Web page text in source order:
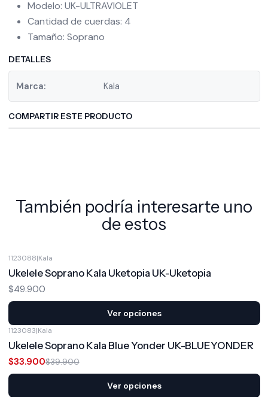
Modelo: UK-ULTRAVIOLET
Cantidad de cuerdas: 4
Tamaño: Soprano
DETALLES
Marca: Kala
COMPARTIR ESTE PRODUCTO
También podría interesarte uno
de estos
1123088|Kala
Ukelele Soprano Kala Uketopia UK-Uketopia
$49.900
Ver opciones
1123083|Kala
Ukelele Soprano Kala Blue Yonder UK-BLUEYONDER
$33.900$39.900
Ver opciones